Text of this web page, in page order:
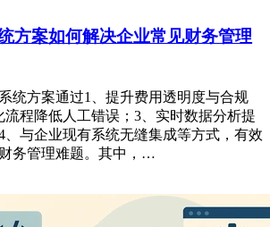
方案如何解决企业常见财务管理
统方案通过1、提升费用透明度与合规
流程降低人工错误；3、实时数据分析提
、与企业现有系统无缝集成等方式，有效
务管理难题。其中，…